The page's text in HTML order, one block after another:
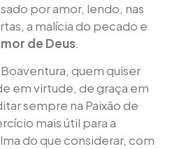
por amor, lendo, nas
a malícia do pecado e
de Deus.
quem quiser
em virtude, de graça em
sempre na Paixão de
mais útil para a
do que considerar, com